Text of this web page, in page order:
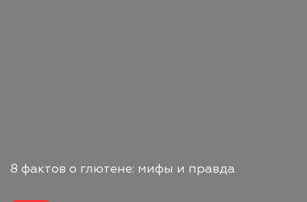
8 фактов о глютене: мифы и правда